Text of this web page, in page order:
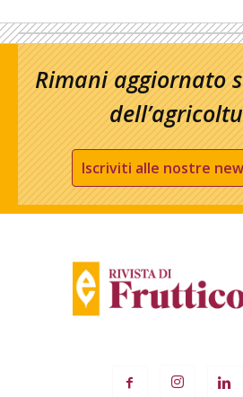
Rimani aggiornato
Iscriviti alle nostre